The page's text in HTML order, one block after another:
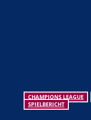
CHAMPIONS LEAGUE
SPIELBERICHT